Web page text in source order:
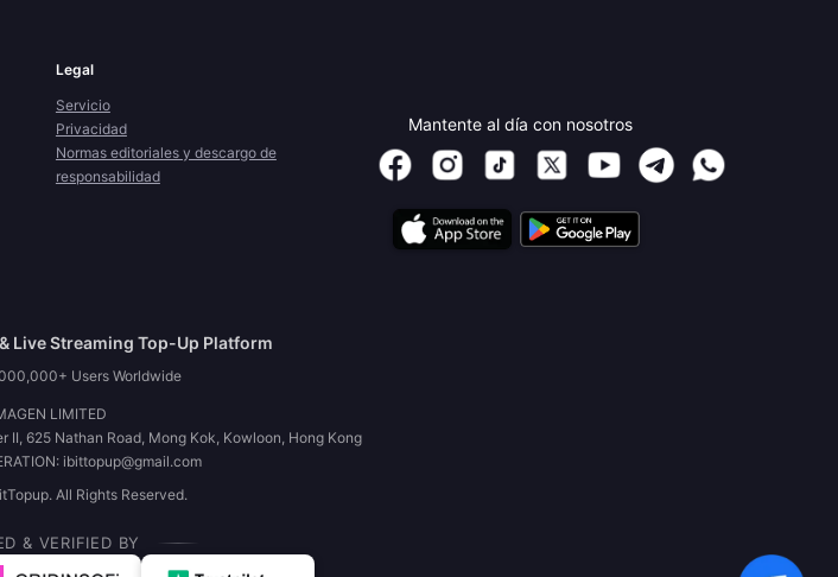
Legal
Servicio
Privacidad
Normas editoriales y descargo de
responsabilidad
Mantente al día con nosotros
Live Streaming Top-Up Platform
Users Worldwide
LIMITED
II, 625 Nathan Road, Mong Kok, Kowloon, Hong Kong
ibittopup@gmail.com
All Rights Reserved.
& VERIFIED BY